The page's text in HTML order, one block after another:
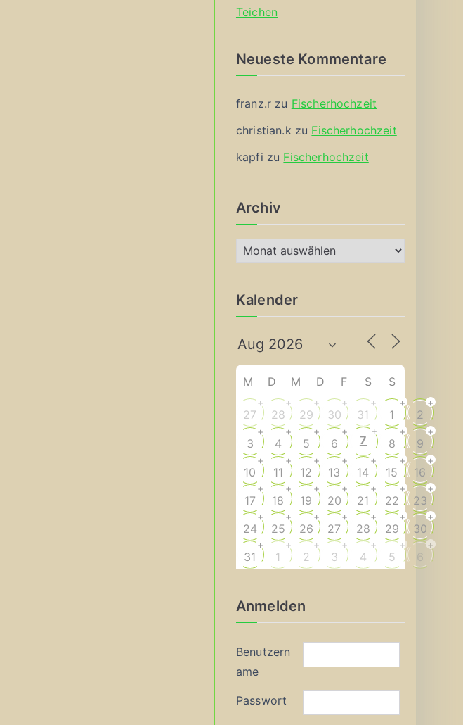
Teichen
Neueste Kommentare
franz.r zu Fischerhochzeit
christian.k zu Fischerhochzeit
kapfi zu Fischerhochzeit
Archiv
r
h
v
Kalender
M D M D F S S
27
+
28
+
29
+
30
+
31
+
1
+
2
+
3
+
4
+
5
+
6
+
7
+
8
+
9
+
10
+
11
+
12
+
13
+
14
+
15
+
16
+
17
+
18
+
19
+
20
+
21
+
22
+
23
+
24
+
25
+
26
+
27
+
28
+
29
+
30
+
31
+
1
+
2
+
3
+
4
+
5
+
6
+
Anmelden
Benutzern
ame
Passwort